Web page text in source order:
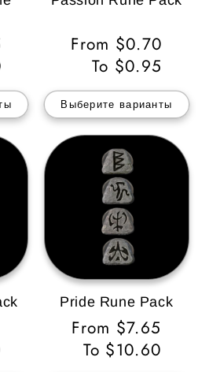
Обычная
цена
From $0.70
To $0.95
Выберите варианты
Pride Rune Pack
Обычная
цена
From $7.65
To $10.60